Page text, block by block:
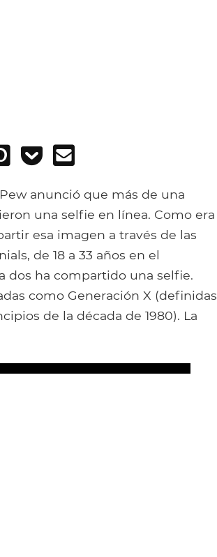
Pin
Add
Pocket
anunció que más de una
una selfie en línea. Como era
esa imagen a través de las
de 18 a 33 años en el
dos ha compartido una selfie.
como Generación X (definidas
de la década de 1980). La